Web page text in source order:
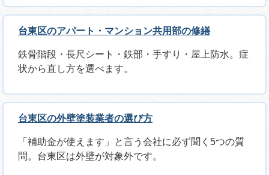
台東区のアパート・マンション共用部の修繕
鉄骨階段・長尺シート・鉄部・手すり・屋上防水。症
状から直し方を選べます。
台東区の外壁塗装業者の選び方
「補助金が使えます」と言う会社に必ず聞く5つの質
問。台東区は外壁が対象外です。